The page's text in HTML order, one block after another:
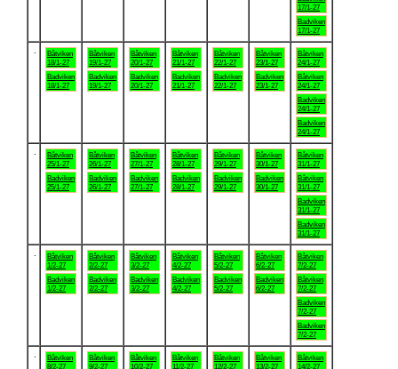
17/1-27
Badviken
17/1-27
Båtviken
18/1-27
Badviken
18/1-27
Båtviken
19/1-27
Badviken
19/1-27
Båtviken
20/1-27
Badviken
20/1-27
Båtviken
21/1-27
Badviken
21/1-27
Båtviken
22/1-27
Badviken
22/1-27
Båtviken
23/1-27
Badviken
23/1-27
Båtviken
24/1-27
Båtviken
24/1-27
Badviken
24/1-27
Badviken
24/1-27
Båtviken
25/1-27
Badviken
25/1-27
Båtviken
26/1-27
Badviken
26/1-27
Båtviken
27/1-27
Badviken
27/1-27
Båtviken
28/1-27
Badviken
28/1-27
Båtviken
29/1-27
Badviken
29/1-27
Båtviken
30/1-27
Badviken
30/1-27
Båtviken
31/1-27
Båtviken
31/1-27
Badviken
31/1-27
Badviken
31/1-27
Båtviken
1/2-27
Badviken
1/2-27
Båtviken
2/2-27
Badviken
2/2-27
Båtviken
3/2-27
Badviken
3/2-27
Båtviken
4/2-27
Badviken
4/2-27
Båtviken
5/2-27
Badviken
5/2-27
Båtviken
6/2-27
Badviken
6/2-27
Båtviken
7/2-27
Båtviken
7/2-27
Badviken
7/2-27
Badviken
7/2-27
Båtviken
8/2-27
Båtviken
9/2-27
Båtviken
10/2-27
Båtviken
11/2-27
Båtviken
12/2-27
Båtviken
13/2-27
Båtviken
14/2-27